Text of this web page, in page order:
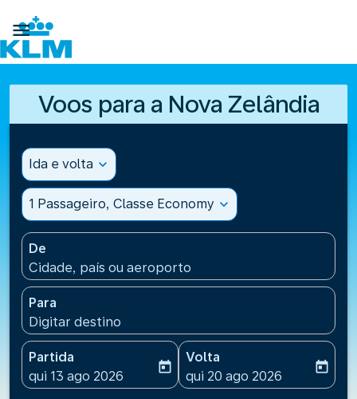

Voos para a Nova Zelândia
Ida e volta expand_more
1 Passageiro, Classe Economy expand_more
De
Cidade, país ou aeroporto
Para
Digitar destino
Partida
fc-booking-departure-date-aria-label
qui 13 ago 2026
today
Volta
fc-booking-return-date-
qui 20 ago 2026
today